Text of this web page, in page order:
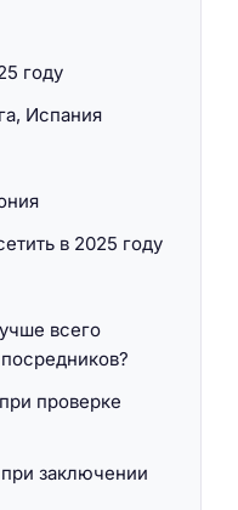
году
Испания
в 2025 году
всего
проверке
заключении